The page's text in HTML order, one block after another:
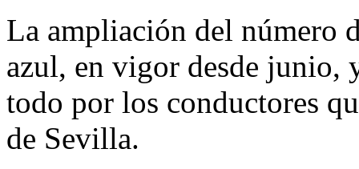
La ampliación del número
azul, en vigor desde junio,
todo por los conductores
de Sevilla.